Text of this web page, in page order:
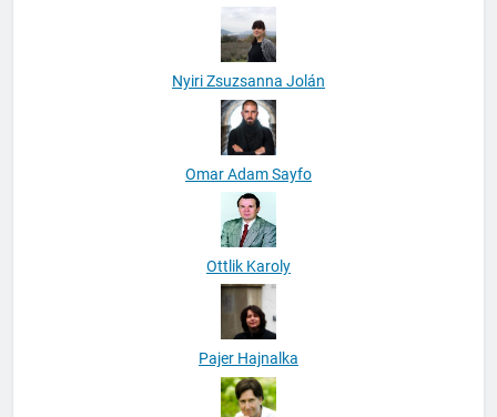
Nyiri Zsuzsanna Jolán
Omar Adam Sayfo
Ottlik Karoly
Pajer Hajnalka